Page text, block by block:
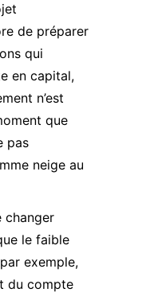
de préparer
qui
en capital,
n’est
que
pas
neige au
changer
le faible
exemple,
du compte